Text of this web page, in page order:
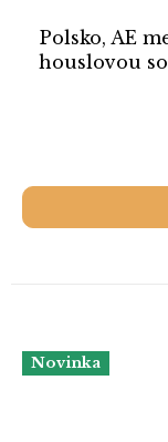
Polsko, AE
houslovou
Novinka